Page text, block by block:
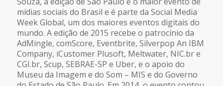
mídias sociais do Brasil e é parte da Social Media
Week Global, um dos maiores eventos digitais do
mundo. A edição de 2015 recebe o patrocínio da
AdMingle, comScore, Eventbrite, Silverpop An IBM
Company, iCustomer Plusoft, Meltwater, NIC.br e
CGI.br, Scup, SEBRAE-SP e Uber, e o apoio do
Museu da Imagem e do Som – MIS e do Governo